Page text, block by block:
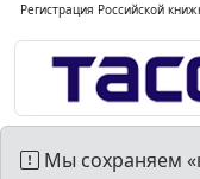
Регистрация Российской
Мы сохраняем